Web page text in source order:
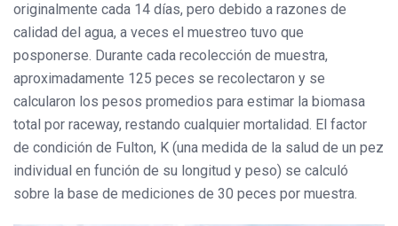
originalmente cada 14 días, pero debido a razones de
calidad del agua, a veces el muestreo tuvo que
posponerse. Durante cada recolección de muestra,
aproximadamente 125 peces se recolectaron y se
calcularon los pesos promedios para estimar la biomasa
total por raceway, restando cualquier mortalidad. El factor
de condición de Fulton, K (una medida de la salud de un pez
individual en función de su longitud y peso) se calculó
sobre la base de mediciones de 30 peces por muestra.